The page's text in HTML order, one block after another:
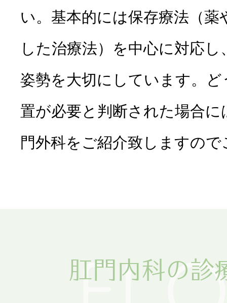
い。基本的には保存療法（薬
した治療法）を中心に対応
姿勢を大切にしています。
置が必要と判断された場合
門外科をご紹介致しますの
肛門内科の診